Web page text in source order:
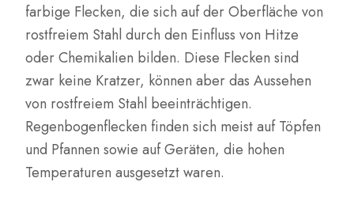
farbige Flecken, die sich auf der Oberfläche von
rostfreiem Stahl durch den Einfluss von Hitze
oder Chemikalien bilden. Diese Flecken sind
zwar keine Kratzer, können aber das Aussehen
von rostfreiem Stahl beeinträchtigen.
Regenbogenflecken finden sich meist auf Töpfen
und Pfannen sowie auf Geräten, die hohen
Temperaturen ausgesetzt waren.